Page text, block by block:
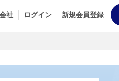
社 ログイン 新規会員登録